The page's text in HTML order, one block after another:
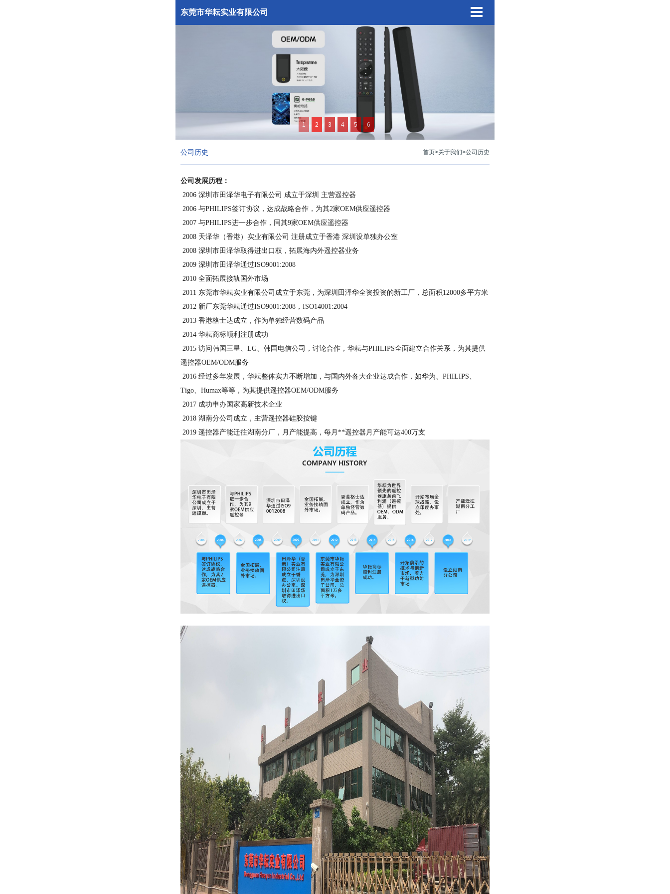
东莞市华耘实业有限公司
1 2 3 4 5 6
公司历史 首页>关于我们>公司历史
公司发展历程：
2006 深圳市田泽华电子有限公司 成立于深圳 主营遥控器
2006 与PHILIPS签订协议，达成战略合作，为其2家OEM供应遥控器
2007 与PHILIPS进一步合作，同其9家OEM供应遥控器
2008 天泽华（香港）实业有限公司 注册成立于香港 深圳设单独办公室
2008 深圳市田泽华取得进出口权，拓展海内外遥控器业务
2009 深圳市田泽华通过ISO9001:2008
2010 全面拓展接轨国外市场
2011 东莞市华耘实业有限公司成立于东莞，为深圳田泽华全资投资的新工厂，总面积12000多平方米
2012 新厂东莞华耘通过ISO9001:2008，ISO14001:2004
2013 香港格士达成立，作为单独经营数码产品
2014 华耘商标顺利注册成功
2015 访问韩国三星、LG、韩国电信公司，讨论合作，华耘与PHILIPS全面建立合作关系，为其提供
遥控器OEM/ODM服务
2016 经过多年发展，华耘整体实力不断增加，与国内外各大企业达成合作，如华为、PHILIPS、
Tigo、Humax等等，为其提供遥控器OEM/ODM服务
2017 成功申办国家高新技术企业
2018 湖南分公司成立，主营遥控器硅胶按键
2019 遥控器产能迁往湖南分厂，月产能提高，每月**遥控器月产能可达400万支